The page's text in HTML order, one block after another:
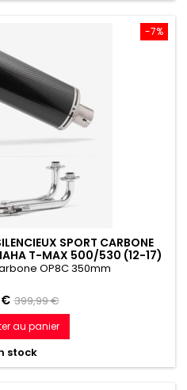
-7%
SPORT CARBONE
T-MAX 500/530 (12-17)
OP8C 350mm
€ Prix
de
référence
399,99 €
au panier
stock